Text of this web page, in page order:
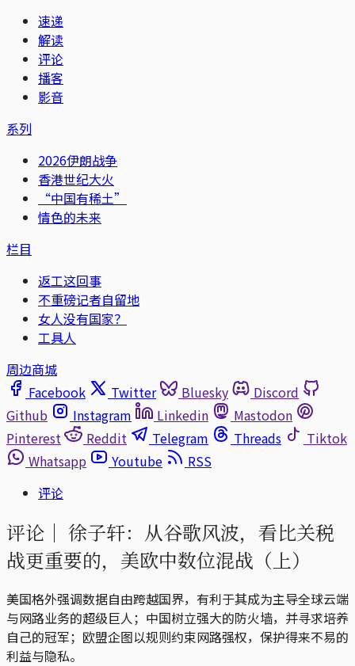
速递
解读
评论
播客
影音
系列
2026伊朗战争
香港世纪大火
“中国有稀土”
情色的未来
栏目
返工这回事
不重磅记者自留地
女人没有国家？
工具人
周边商城
Facebook
Twitter Bluesky
Discord
Github
Instagram Linkedin
Mastodon
Pinterest
Reddit Telegram Threads
Tiktok
Whatsapp
Youtube
RSS
评论
评论｜ 徐子轩：从谷歌风波，看比关税
战更重要的，美欧中数位混战（上）
美国格外强调数据自由跨越国界，有利于其成为主导全球云端
与网路业务的超级巨人；中国树立强大的防火墙，并寻求培养
自己的冠军；欧盟企图以规则约束网路强权，保护得来不易的
利益与隐私。